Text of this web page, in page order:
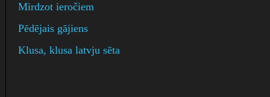
Mirdzot ieročiem
Pēdējais gājiens
Klusa, klusa latvju sēta